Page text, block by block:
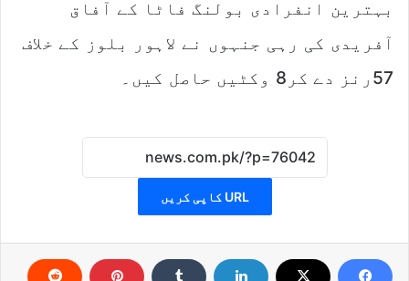
بہترین انفرادی بولنگ فاٹا کے آفاق
آفریدی کی رہی جنہوں نے لاہور بلوز کے خلاف
57رنز دے کر8 وکٹیں حاصل کیں۔
URL کاپی کریں